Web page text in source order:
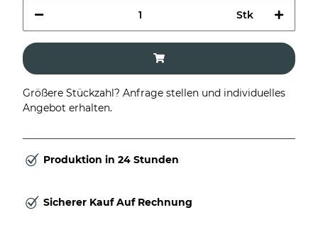
Stk
Größere Stückzahl? Anfrage stellen und individuelles
Angebot erhalten.
Produktion in 24 Stunden
Sicherer Kauf Auf Rechnung